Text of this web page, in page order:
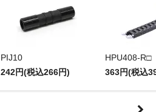
PIJ10
242円(税込266円)
HPU408-R□
363円(税込